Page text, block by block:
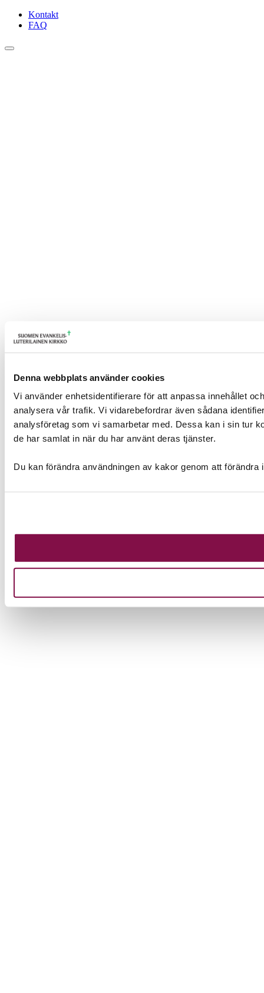
Denna webbplats använder cookies
Vi använder enhetsidentifierare för att anpassa innehållet
analysera vår trafik. Vi vidarebefordrar även sådana
analysföretag som vi samarbetar med. Dessa kan i sin tur
de har samlat in när du har använt deras tjänster.
Du kan förändra användningen av kakor genom att
Kontakt
FAQ